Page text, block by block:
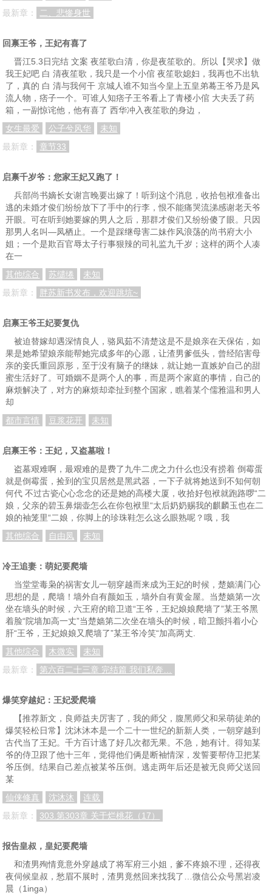
最新章：
二、悲惨身世
回禀王爷，王妃有喜了
晋江5.3日完结 文案 夜笙歌白清，你是夜笙歌的。所以【哭求】做
我王妃吧 白 清夜笙歌，我只是一个小倌 夜笙歌媳妇，我再也不出轨
了，真的 白 清与我何干 京城人谁不知当今皇上五皇弟蓦王爷乃是风
流人物，痞子一个。可谁人知痞子王爷看上了青楼小倌 大夫丢了药
箱，一副惊诧他，他有喜了 西华冲入夜笙歌的身边，
女生最爱
公子兮风华
未知
最新章：
章节33
启禀千岁爷：您家王妃又跑了！
兵部尚书嫡长女谢言晚要出嫁了！听到这个消息，收拾包袱准备出
逃的未婚才俊们纷纷放下了手中的行李，恨不能痛哭流涕感谢老天爷
开眼。可在听到她要嫁的男人之后，那群才俊们又纷纷傻了眼。只因
那男人名叫—凤栖止。一个是踩继母害二妹作风浪荡的尚书府大小
姐；一个是欺百官辱太子行事狠辣的司礼监九千岁；这样的两个人凑
在一
其他综合
苏缱绻
未知
最新章：
胖苏新书发布，欢迎跳坑~
启禀王爷王妃要复仇
被迫替嫁却遇深情良人，骆凤茹不清楚这是不是娘亲在天保佑，如
果是她希望娘亲能帮她完成多年的心愿，让渣男爹低头，曾经陷害母
亲的妾氏重回原形，至于没有脑子的继妹，就让她一直嫉妒自己的甜
蜜生活好了。可婚姻不是两个人的事，而是两个家庭的事情，自己的
麻烦解决了，对方的麻烦却牵扯到整个国家，瞧着某个儒雅温和男人
却
都市言情
豆浆花开 未知
启禀王爷：王妃，又盗墓啦！
盗墓艰难啊，最艰难的是费了九牛二虎之力什么也没有捞着 倒霉蛋
就是倒霉蛋，捡到的宝贝居然是黑武器，一下子就将她送到不知何朝
何代 不过古瓷心心念念的还是她的高楼大厦，收拾好包袱就跑路啰“二
娘，父亲的碧玉鼻烟壶怎么在你包袱里“太后奶奶赐我的麒麟玉也在二
娘的袖笼里“二娘，你脚上的珍珠鞋怎么这么眼熟呢？哦，我
其他综合
自由凤 未知
冷王追妻：萌妃要爬墙
当堂堂毒枭的祸害女儿一朝穿越而来成为王妃的时候，楚嫱满门心
思想的是，爬墙！墙外自有颜如玉，墙外自有黄金屋。当楚嫱第一次
坐在墙头的时候，六王府的暗卫道“王爷，王妃娘娘爬墙了”某王爷黑
着脸“院墙加高一丈”当楚嫱第二次坐在墙头的时候，暗卫颤抖着小心
肝“王爷，王妃娘娘又爬墙了”某王爷冷笑“加高两丈.
其他综合
木微实
未知
最新章：
第六百二十三章 完结篇 我们私奔…
爆笑穿越妃：王妃爱爬墙
【推荐新文，良师益夫厉害了，我的师父，腹黑师父和呆萌徒弟的
爆笑轻松日常】沈沐沐本是一个二十一世纪的新新人类，一朝穿越到
古代当了王妃。千方百计逃了好几次都无果。不急，她有计。得知某
爷的侍卫跟了他十三年，觉得他们俩是断袖情深，发誓要帮侍卫把某
爷压倒。结果自己差点被某爷压倒。逃走两年后还是被无良师父送回
某
仙侠修真
沈沐沐
连载
最新章：
303.第303章 关于烂桃花（17）
报告皇叔，皇妃要爬墙
和渣男殉情竟意外穿越成了将军府三小姐，爹不疼娘不理，还得夜
夜伺候皇叔，愁眉不展时，渣男竟然回来找我了…微信公众号黑岩凌
晨（1inga）